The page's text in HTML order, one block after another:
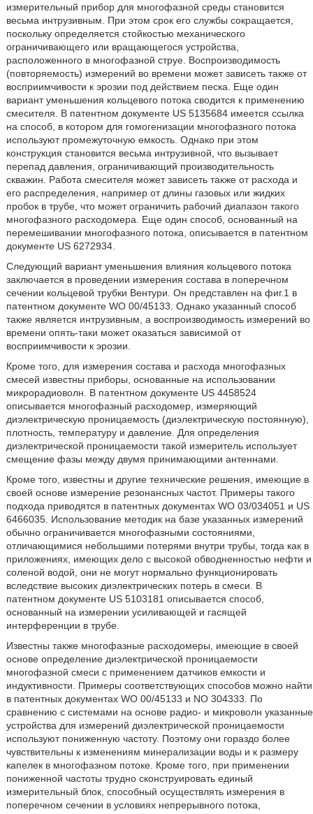
измерительный прибор для многофазной среды становится
весьма интрузивным. При этом срок его службы сокращается,
поскольку определяется стойкостью механического
ограничивающего или вращающегося устройства,
расположенного в многофазной струе. Воспроизводимость
(повторяемость) измерений во времени может зависеть также от
восприимчивости к эрозии под действием песка. Еще один
вариант уменьшения кольцевого потока сводится к применению
смесителя. В патентном документе US 5135684 имеется ссылка
на способ, в котором для гомогенизации многофазного потока
используют промежуточную емкость. Однако при этом
конструкция становится весьма интрузивной, что вызывает
перепад давления, ограничивающий производительность
скважин. Работа смесителя может зависеть также от расхода и
его распределения, например от длины газовых или жидких
пробок в трубе, что может ограничить рабочий диапазон такого
многофазного расходомера. Еще один способ, основанный на
перемешивании многофазного потока, описывается в патентном
документе US 6272934.
Следующий вариант уменьшения влияния кольцевого потока
заключается в проведении измерения состава в поперечном
сечении кольцевой трубки Вентури. Он представлен на фиг.1 в
патентном документе WO 00/45133. Однако указанный способ
также является интрузивным, а воспроизводимость измерений во
времени опять-таки может оказаться зависимой от
восприимчивости к эрозии.
Кроме того, для измерения состава и расхода многофазных
смесей известны приборы, основанные на использовании
микрорадиоволн. В патентном документе US 4458524
описывается многофазный расходомер, измеряющий
диэлектрическую проницаемость (диэлектрическую постоянную),
плотность, температуру и давление. Для определения
диэлектрической проницаемости такой измеритель использует
смещение фазы между двумя принимающими антеннами.
Кроме того, известны и другие технические решения, имеющие в
своей основе измерение резонансных частот. Примеры такого
подхода приводятся в патентных документах WO 03/034051 и US
6466035. Использование методик на базе указанных измерений
обычно ограничивается многофазными состояниями,
отличающимися небольшими потерями внутри трубы, тогда как в
приложениях, имеющих дело с высокой обводненностью нефти и
соленой водой, они не могут нормально функционировать
вследствие высоких диэлектрических потерь в смеси. В
патентном документе US 5103181 описывается способ,
основанный на измерении усиливающей и гасящей
интерференции в трубе.
Известны также многофазные расходомеры, имеющие в своей
основе определение диэлектрической проницаемости
многофазной смеси с применением датчиков емкости и
индуктивности. Примеры соответствующих способов можно найти
в патентных документах WO 00/45133 и NO 304333. По
сравнению с системами на основе радио- и микроволн указанные
устройства для измерений диэлектрической проницаемости
используют пониженную частоту. Поэтому они гораздо более
чувствительны к изменениям минерализации воды и к размеру
капелек в многофазном потоке. Кроме того, при применении
пониженной частоты трудно сконструировать единый
измерительный блок, способный осуществлять измерения в
поперечном сечении в условиях непрерывного потока,